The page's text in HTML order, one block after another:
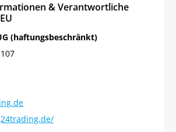
& Verantwortliche
(haftungsbeschränkt)